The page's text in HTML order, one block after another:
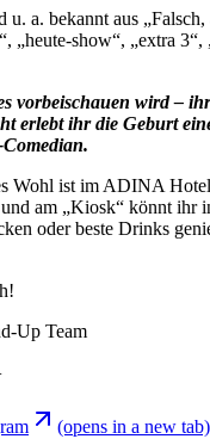
u. a. bekannt aus
„heute-show“, „extra 3“,
vorbeischauen wird –
erlebt ihr die Geburt
Wohl ist im ADINA
am „Kiosk“ könnt ihr
oder beste Drinks
Up Team
(opens in a new tab)